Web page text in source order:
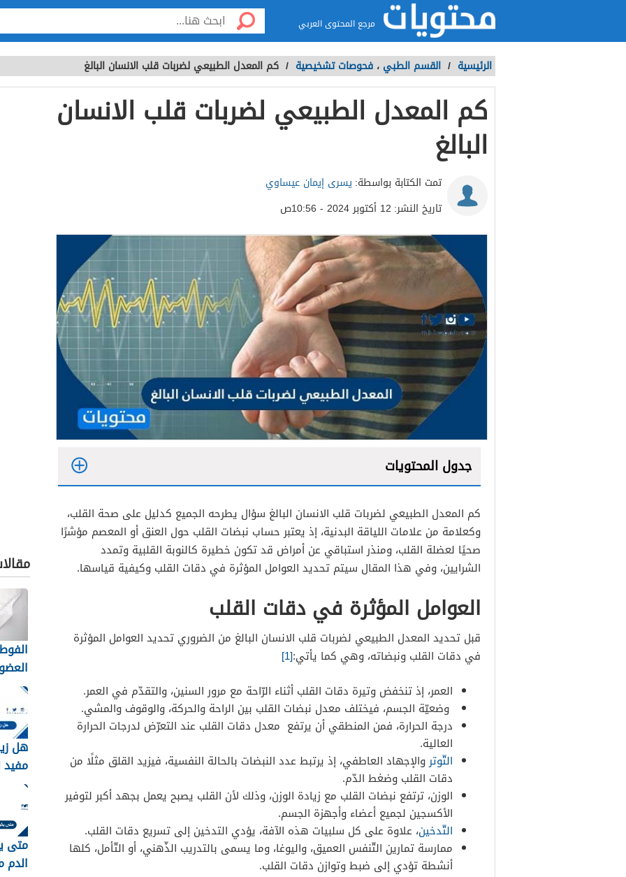
مرجع المحتوى العربي
الرئيسية / القسم الطبي ، فحوصات تشخيصية / كم المعدل الطبيعي لضربات قلب الانسان البالغ
كم المعدل الطبيعي لضربات قلب الانسان
البالغ
تمت الكتابة بواسطة: يسرى إيمان عيساوي
تاريخ النشر: 12 أكتوبر 2024 - 10:56ص
جدول المحتويات
كم المعدل الطبيعي لضربات قلب الانسان البالغ سؤال يطرحه الجميع كدليل على صحة القلب،
وكعلامة من علامات اللياقة البدنية، إذ يعتبر حساب نبضات القلب حول العنق أو المعصم مؤشرًا
صحيًا لعضلة القلب، ومنذر استباقي عن أمراض قد تكون خطيرة كالنوبة القلبية وتمدد
الشرايين، وفي هذا المقال سيتم تحديد العوامل المؤثرة في دقات القلب وكيفية قياسها.
العوامل المؤثرة في دقات القلب
قبل تحديد المعدل الطبيعي لضربات قلب الانسان البالغ من الضروري تحديد العوامل المؤثرة
في دقات القلب ونبضاته، وهي كما يأتي:[1]
العمر، إذ تنخفض وتيرة دقات القلب أثناء الرّاحة مع مرور السنين، والتقدّم في العمر.
وضعيّة الجسم، فيختلف معدل نبضات القلب بين الراحة والحركة، والوقوف والمشي.
درجة الحرارة، فمن المنطقي أن يرتفع معدل دقات القلب عند التعرّض لدرجات الحرارة
العالية.
التّوتروالإجهاد العاطفي، إذ يرتبط عدد النبضات بالحالة النفسية، فيزيد القلق مثلًا من
دقات القلب وضغط الدّم.
الوزن، ترتفع نبضات القلب مع زيادة الوزن، وذلك لأن القلب يصبح يعمل بجهد أكبر لتوفير
الأكسجين لجميع أعضاء وأجهزة الجسم.
التّدخين، علاوة على كل سلبيات هذه الآفة، يؤدي التدخين إلى تسريع دقات القلب.
ممارسة تمارين التّنفس العميق، واليوغا، وما يسمى بالتدريب الذّهني، أو التّأمل، كلها
أنشطة تؤدي إلى ضبط وتوازن دقات القلب.
هل
مفيد
متى
الدم